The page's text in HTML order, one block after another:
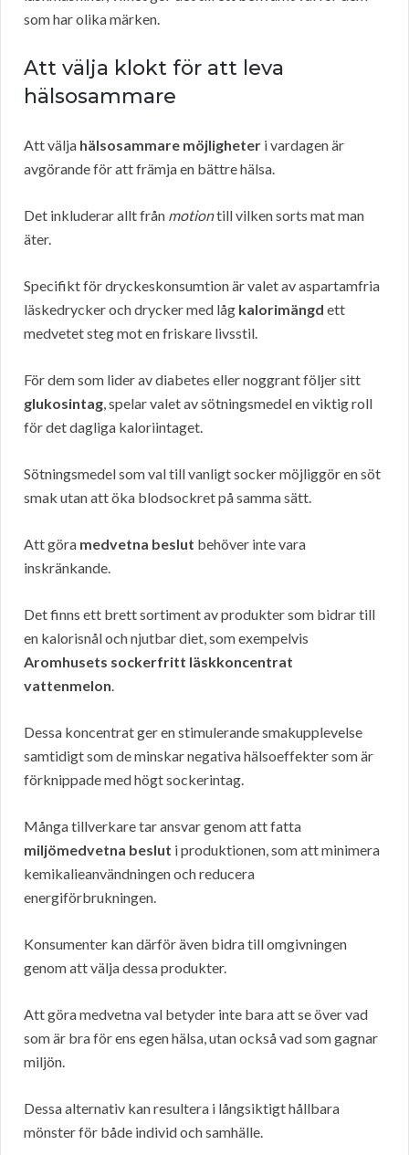
som har olika märken.
Att välja klokt för att leva
hälsosammare
Att välja hälsosammare möjligheter i vardagen är
avgörande för att främja en bättre hälsa.
Det inkluderar allt från motiontill vilken sorts mat man
äter.
Specifikt för dryckeskonsumtion är valet av aspartamfria
läskedrycker och drycker med låg kalorimängd ett
medvetet steg mot en friskare livsstil.
För dem som lider av diabetes eller noggrant följer sitt
glukosintag, spelar valet av sötningsmedel en viktig roll
för det dagliga kaloriintaget.
Sötningsmedel som val till vanligt socker möjliggör en söt
smak utan att öka blodsockret på samma sätt.
Att göra medvetna beslut behöver inte vara
inskränkande.
Det finns ett brett sortiment av produkter som bidrar till
en kalorisnål och njutbar diet, som exempelvis
Aromhusets sockerfritt läskkoncentrat
vattenmelon.
Dessa koncentrat ger en stimulerande smakupplevelse
samtidigt som de minskar negativa hälsoeffekter som är
förknippade med högt sockerintag.
Många tillverkare tar ansvar genom att fatta
miljömedvetna beslut i produktionen, som att minimera
kemikalieanvändningen och reducera
energiförbrukningen.
Konsumenter kan därför även bidra till omgivningen
genom att välja dessa produkter.
Att göra medvetna val betyder inte bara att se över vad
som är bra för ens egen hälsa, utan också vad som gagnar
miljön.
Dessa alternativ kan resultera i långsiktigt hållbara
mönster för både individ och samhälle.